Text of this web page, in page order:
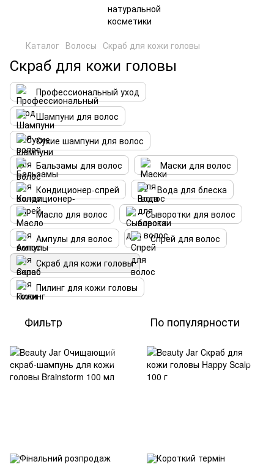
Каталог Волосы Скраб для кожи головы
Скраб для кожи головы
Профессиональный уход
Шампуни для волос
Сухие шампуни для волос
Бальзамы для волос
Маски для волос
Кондиционер-спрей
Вода для блеска
Масло для волос
Сыворотки для волос
Ампулы для волос
Спрей для волос
Скраб для кожи головы
Пилинг для кожи головы
Фильтр По популярности